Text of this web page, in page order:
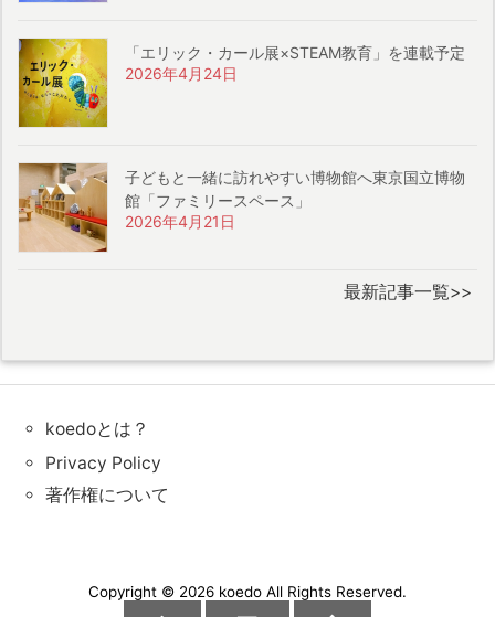
「エリック・カール展×STEAM教育」を連載予定
2026年4月24日
子どもと一緒に訪れやすい博物館へ東京国立博物
館「ファミリースペース」
2026年4月21日
最新記事一覧>>
koedoとは？
Privacy Policy
著作権について
Copyright © 2026 koedo All Rights Reserved.